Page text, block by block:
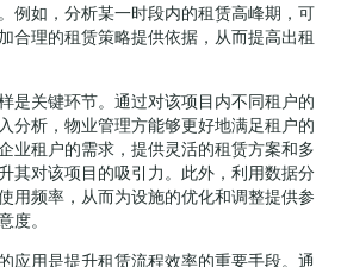
例如，分析某一时段内的租赁高峰期，可
合理的租赁策略提供依据，从而提高出租
是关键环节。通过对该项目内不同租户的
分析，物业管理方能够更好地满足租户的
业租户的需求，提供灵活的租赁方案和多
其对该项目的吸引力。此外，利用数据分
用频率，从而为设施的优化和调整提供参
度。
应用是提升租赁流程效率的重要手段。通